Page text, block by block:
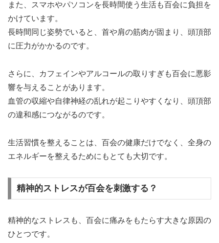
また、スマホやパソコンを長時間使う生活も百会に負担を
かけています。
長時間同じ姿勢でいると、首や肩の筋肉が固まり、頭頂部
に圧力がかかるのです。
さらに、カフェインやアルコールの取りすぎも百会に悪影
響を与えることがあります。
血管の収縮や自律神経の乱れが起こりやすくなり、頭頂部
の違和感につながるのです。
生活習慣を整えることは、百会の健康だけでなく、全身の
エネルギーを整えるためにもとても大切です。
精神的ストレスが百会を刺激する？
精神的なストレスも、百会に痛みをもたらす大きな原因の
ひとつです。